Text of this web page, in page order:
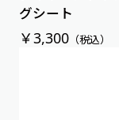
グシート
￥3,300（税込）